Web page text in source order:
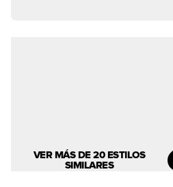
VER MÁS DE 20 ESTILOS
SIMILARES